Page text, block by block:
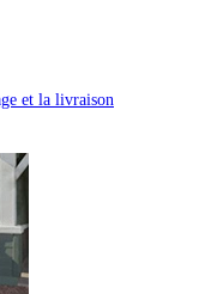
et la livraison